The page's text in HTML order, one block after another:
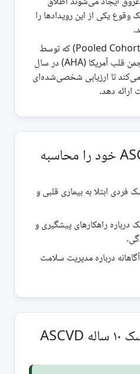
یکی از این رویدادها را
این ابزار از معادلات گروهی (Pooled Cohort) که توسط
کالج قلب آمریکا (ACC) و انجمن قلب آمریکا (AHA) در سال
می‌کند تا ارزیابی شخصی‌شده‌ای
ارائه دهد.
چرا ریسک ASCVD خود را محاسبه
فردی ابتلا به بیماری قلبی و
درباره راهکارهای پیشگیری و
درباره مدیریت سلامت
تفسیر امتیاز ریسک ۱۰ ساله ASCVD